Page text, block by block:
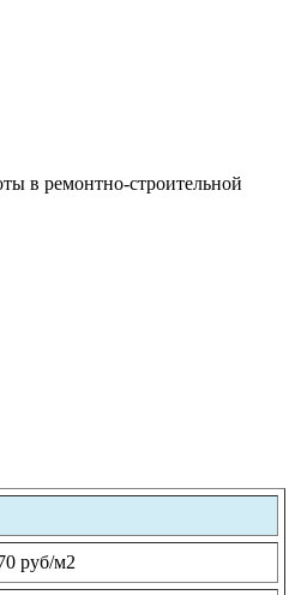
в ремонтно-строительной
руб/м2